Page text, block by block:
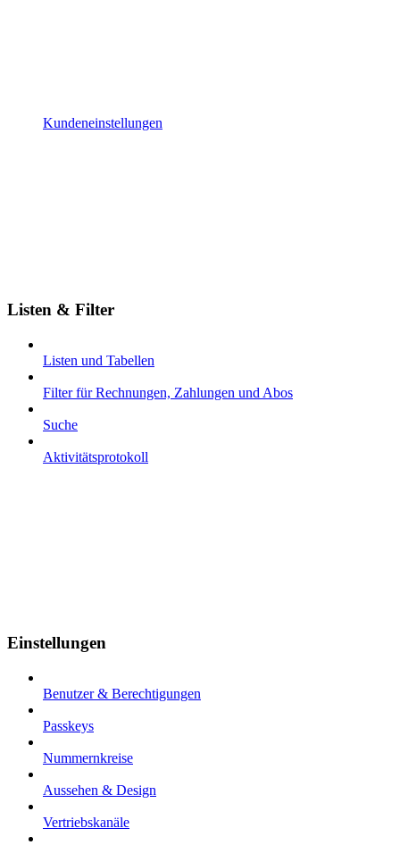
Kundeneinstellungen
Listen & Filter
Listen und Tabellen
Filter für Rechnungen, Zahlungen und Abos
Suche
Aktivitätsprotokoll
Einstellungen
Benutzer & Berechtigungen
Passkeys
Nummernkreise
Aussehen & Design
Vertriebskanäle